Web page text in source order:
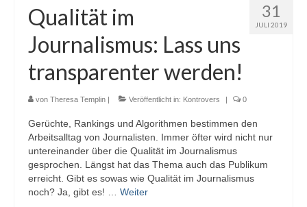
31
JULI 2019
Qualität im
Journalismus: Lass uns
transparenter werden!
von Theresa Templin | Veröffentlicht in: Kontrovers | 0
Gerüchte, Rankings und Algorithmen bestimmen den
Arbeitsalltag von Journalisten. Immer öfter wird nicht nur
untereinander über die Qualität im Journalismus
gesprochen. Längst hat das Thema auch das Publikum
erreicht. Gibt es sowas wie Qualität im Journalismus
noch? Ja, gibt es! … Weiter